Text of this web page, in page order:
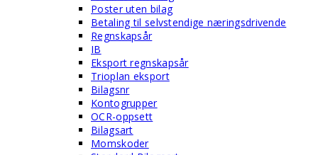
Poster uten bilag
Betaling til selvstendige næringsdrivende
Regnskapsår
IB
Eksport regnskapsår
Trioplan eksport
Bilagsnr
Kontogrupper
OCR-oppsett
Bilagsart
Momskoder